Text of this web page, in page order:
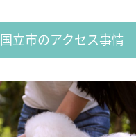
国立市のアクセス事情